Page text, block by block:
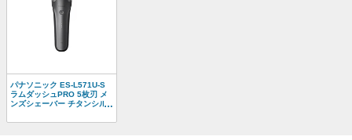
パナソニック ES-L571U-S
ラムダッシュPRO 5枚刃 メ
ンズシェーバー チタンシル